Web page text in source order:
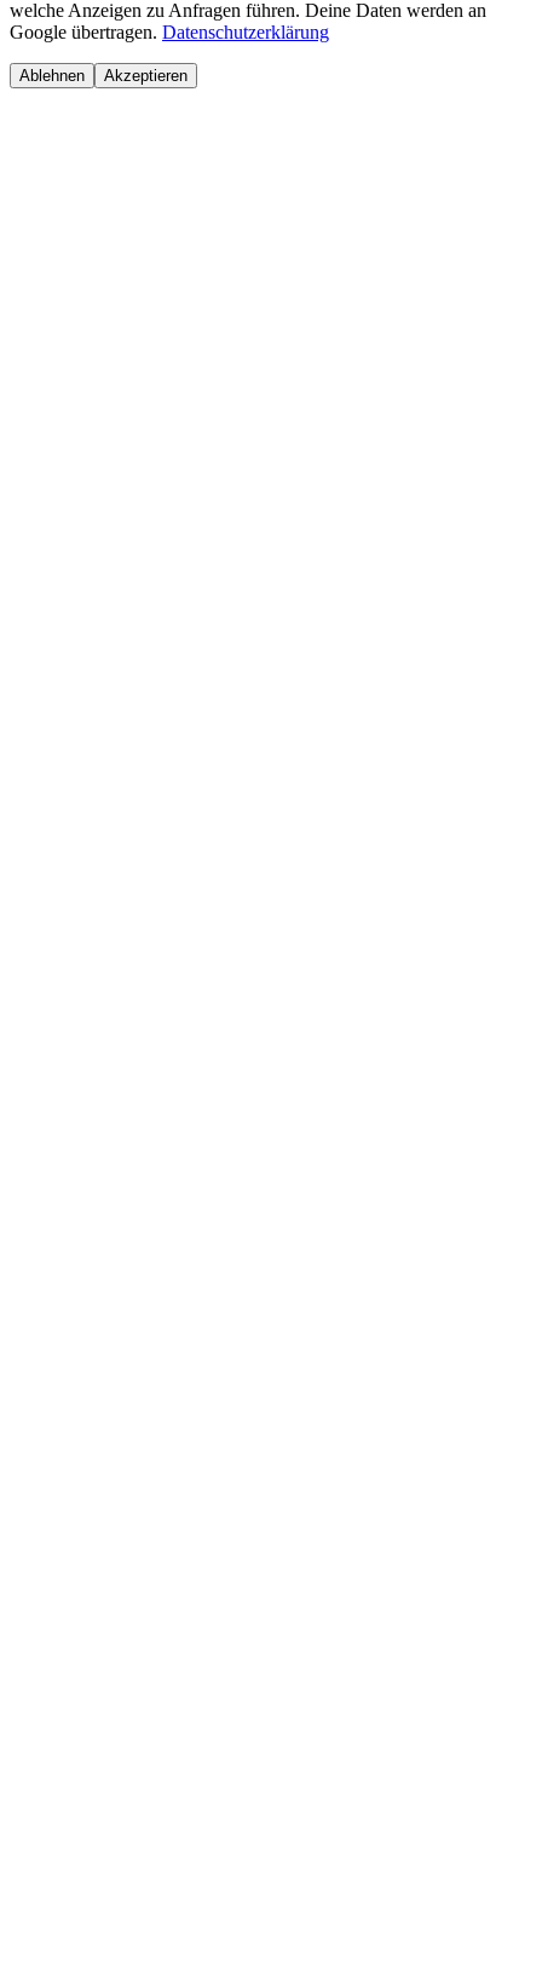
welche Anzeigen zu Anfragen führen. Deine Daten werden an
Google übertragen. Datenschutzerklärung
Ablehnen Akzeptieren